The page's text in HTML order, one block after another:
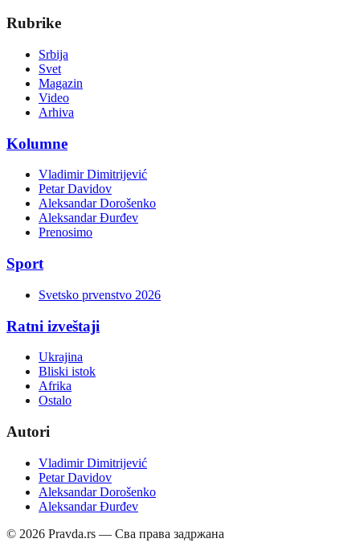
Rubrike
Srbija
Svet
Magazin
Video
Arhiva
Kolumne
Vladimir Dimitrijević
Petar Davidov
Aleksandar Dorošenko
Aleksandar Đurđev
Prenosimo
Sport
Svetsko prvenstvo 2026
Ratni izveštaji
Ukrajina
Bliski istok
Afrika
Ostalo
Autori
Vladimir Dimitrijević
Petar Davidov
Aleksandar Dorošenko
Aleksandar Đurđev
© 2026 Pravda.rs — Сва права задржана